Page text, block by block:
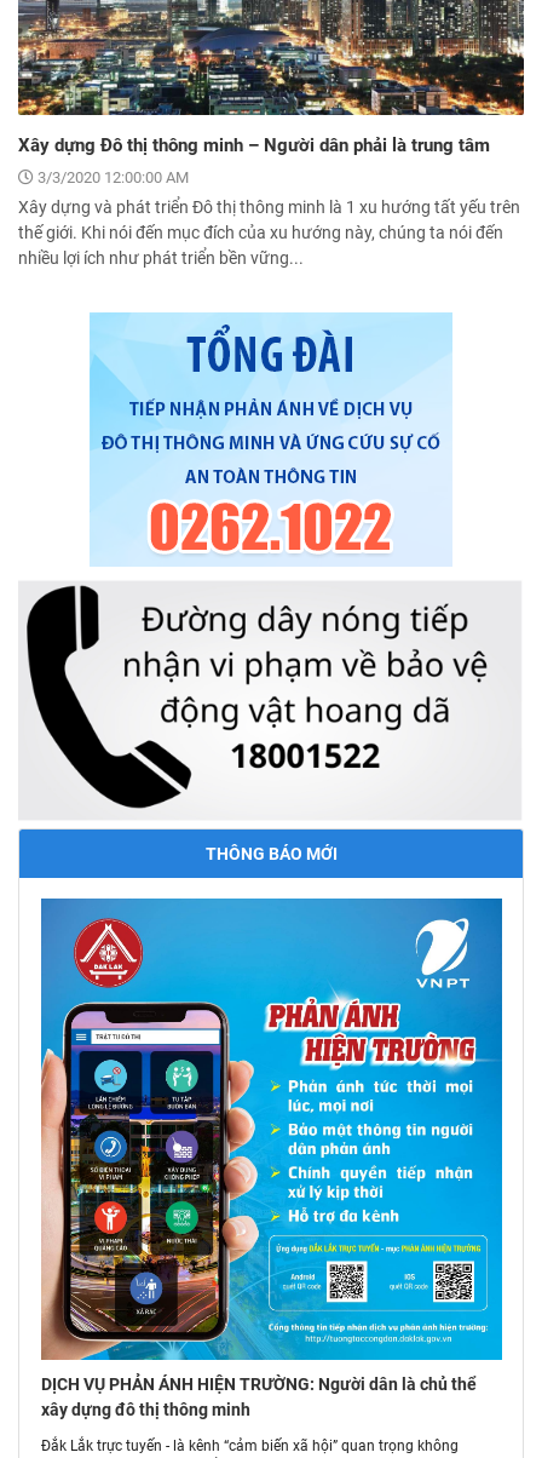
Xây dựng Đô thị thông minh – Người dân phải là trung tâm
3/3/2020 12:00:00 AM
Xây dựng và phát triển Đô thị thông minh là 1 xu hướng tất yếu trên
thế giới. Khi nói đến mục đích của xu hướng này, chúng ta nói đến
nhiều lợi ích như phát triển bền vững...
THÔNG BÁO MỚI
DỊCH VỤ PHẢN ÁNH HIỆN TRƯỜNG: Người dân là chủ thể
xây dựng đô thị thông minh
Đắk Lắk trực tuyến - là kênh “cảm biến xã hội” quan trọng không